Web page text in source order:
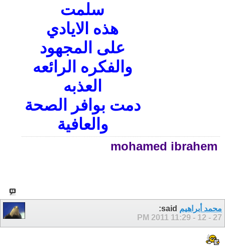
سلمت
هذه الايادي
على المجهود
والفكره الرائعه
العذبه
دمت بوافر الصحة
والعافية
mohamed ibrahem
محمد أبراهيم
27 - 12 - 2011
11:29 PM